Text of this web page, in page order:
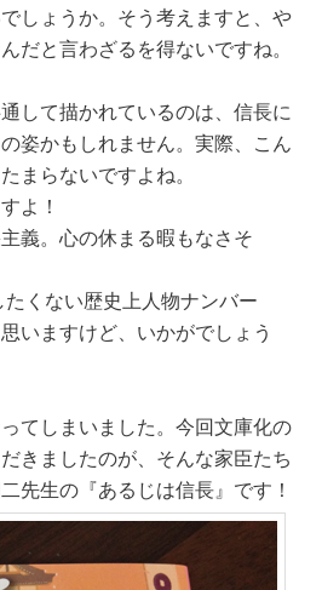
しょうか。そう考えますと、や
だと言わざるを得ないですね。
して描かれているのは、信長に
姿かもしれません。実際、こん
まらないですよね。
よ！
義。心の休まる暇もなさそ
くない歴史上人物ナンバー
いますけど、いかがでしょう
てしまいました。今回文庫化の
きましたのが、そんな家臣たち
先生の『あるじは信長』です！